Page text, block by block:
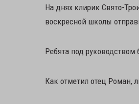
На днях клирик Свято-
воскресной школы
Ребята под
Как отметил отец Роман,